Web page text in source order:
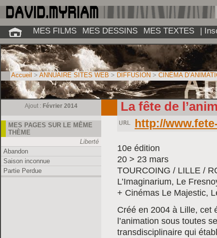
Ajout : Février 2014
MES PAGES SUR LE MÊME
THÈME
Liberté
Abandon
Saison inconnue
Partie Perdue
La fête de
http://
10e édition
20 > 23 mars
TOURCOING / LILLE /
L’Imaginarium, Le
+ Cinémas Le Majestic,
Créé en 2004 à Lille, cet
l’animation sous toutes
transdisciplinaire qui
Accueil > ANNUAIRE SITES WEB > DIFFUSION > CINÉMA
MES FILMS MES DESSINS MES TEXTES |